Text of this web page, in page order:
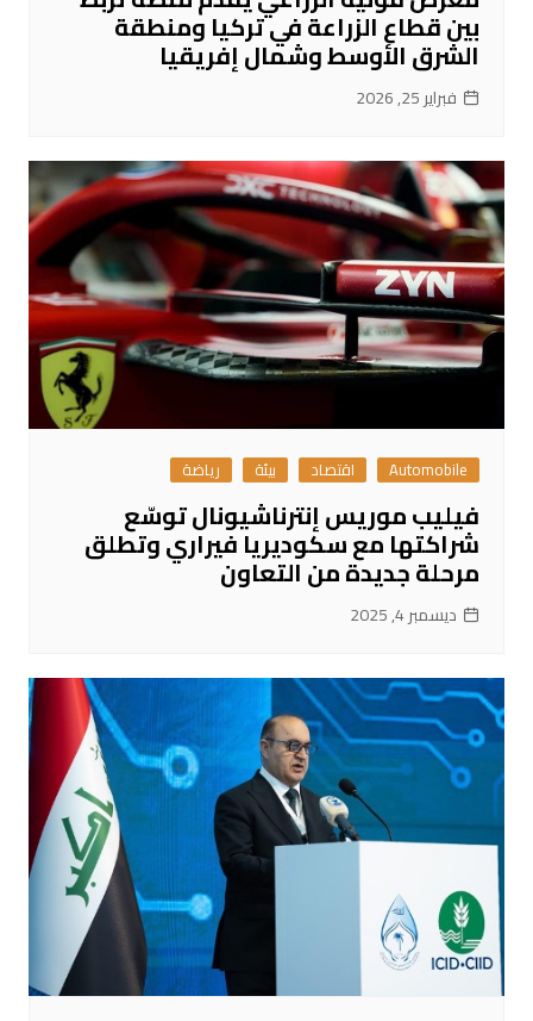
بين قطاع الزراعة في تركيا ومنطقة
الشرق الأوسط وشمال إفريقيا
فبراير 25, 2026
Automobile اقتصاد بيئة رياضة
فيليب موريس إنترناشيونال توسّع
شراكتها مع سكوديريا فيراري وتطلق
مرحلة جديدة من التعاون
ديسمبر 4, 2025